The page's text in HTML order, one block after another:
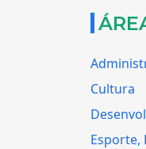
Cultura
Esporte,